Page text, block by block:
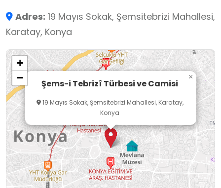
cemalinin parlak tecellilerini görmüştür. 1247
yılının aralık ayında şehit mi edildi yoksa geldiği
gibi kimseye haber vermeden Konya’yı mı terk
etti bilinmemektedir. Yunus Emre’de olduğu gibi
pek çok yerdeki türbe ve makam izafe
edilmiştir. “Makalât” isimli eser, müritlerince
Şems’in meclislerde söylediklerinin bir araya
getirilmesinden meydana gelmiştir.
Adres: 19 Mayıs Sokak, Şemsitebrizi Mahallesi,
Karatay, Konya
Şems-i Tebrizî Türbesi ve Camisi
19 Mayıs Sokak, Şemsitebrizi Mahallesi, Karatay,
Konya
×
+
−